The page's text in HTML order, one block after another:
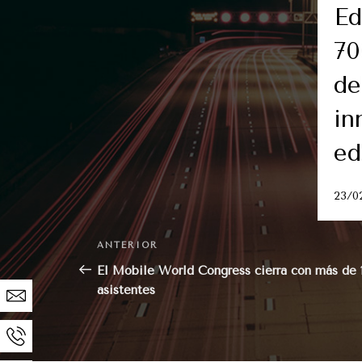
23/
Navegación
de
entradas
Entrada
anterior:
ANTERIOR
El Mobile World Congress cierra con más de
asistentes